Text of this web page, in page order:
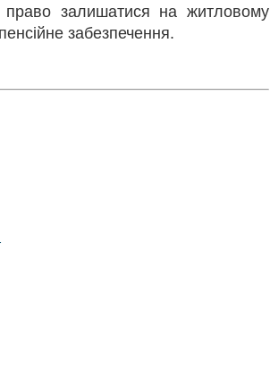
право залишатися на житловому
забезпечення.